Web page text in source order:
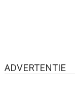
ADVERTENTIE